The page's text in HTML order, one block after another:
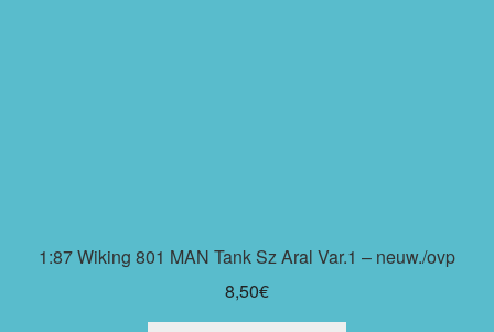
1:87 Wiking 801 MAN Tank Sz Aral Var.1 – neuw./ovp
8,50€